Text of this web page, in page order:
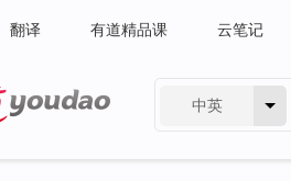
翻译 有道精品课 云笔记
中英